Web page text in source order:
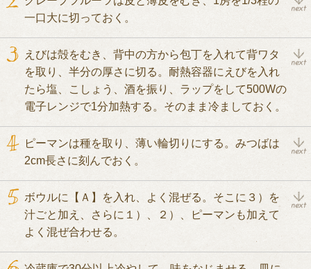
一口大に切っておく。
えびは殻をむき、背中の方から包丁を入れて背ワタ
を取り、半分の厚さに切る。耐熱容器にえびを入れ
たら塩、こしょう、酒を振り、ラップをして500Wの
電子レンジで1分加熱する。そのまま冷ましておく。
ピーマンは種を取り、薄い輪切りにする。みつばは
2cm長さに刻んでおく。
ボウルに【Ａ】を入れ、よく混ぜる。そこに３）を
汁ごと加え、さらに１）、２）、ピーマンも加えて
よく混ぜ合わせる。